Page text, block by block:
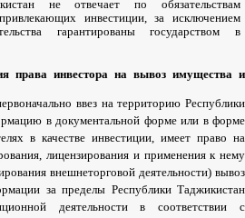
не отвечает по
обязательствам
привлекающих инвестиции,за
исключением
гарантированы государством
в
права инвестора на вывоз имущества и
ввез на территорию Республики
в документальной форме или в форме
в качестве инвестиции, имеет право на
,лицензирования и применения к нему
внешнеторговой деятельности) вывоз
за пределы Республики Таджикистан
деятельности в соответствии
с